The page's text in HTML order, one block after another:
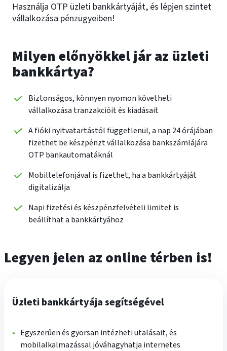
Használja OTP üzleti bankkártyáját, és lépjen szintet
vállalkozása pénzügyeiben!
Milyen előnyökkel jár az üzleti
bankkártya?
Biztonságos, könnyen nyomon követheti
vállalkozása tranzakcióit és kiadásait
A fióki nyitvatartástól függetlenül, a nap 24 órájában
fizethet be készpénzt vállalkozása bankszámlájára
OTP bankautomatáknál
Mobiltelefonjával is fizethet, ha a bankkártyáját
digitalizálja
Napi fizetési és készpénzfelvételi limitet is
beállíthat a bankkártyához
Legyen jelen az online térben is!
Üzleti bankkártyája segítségével
Egyszerűen és gyorsan intézheti utalásait, és
mobilalkalmazással jóváhagyhatja internetes